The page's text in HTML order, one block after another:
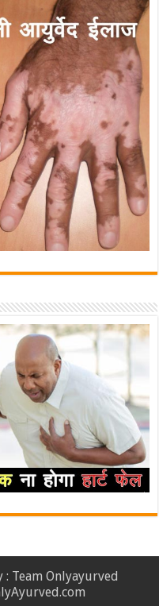
Team Onlyayurved